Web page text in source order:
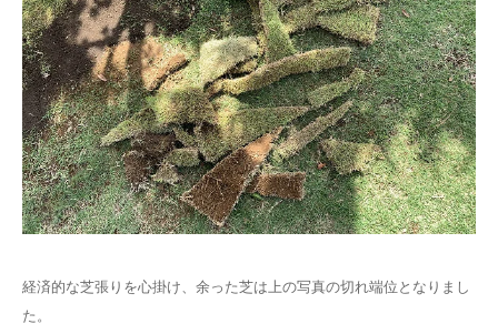
経済的な芝張りを心掛け、余った芝は上の写真の切れ端位となりまし
た。